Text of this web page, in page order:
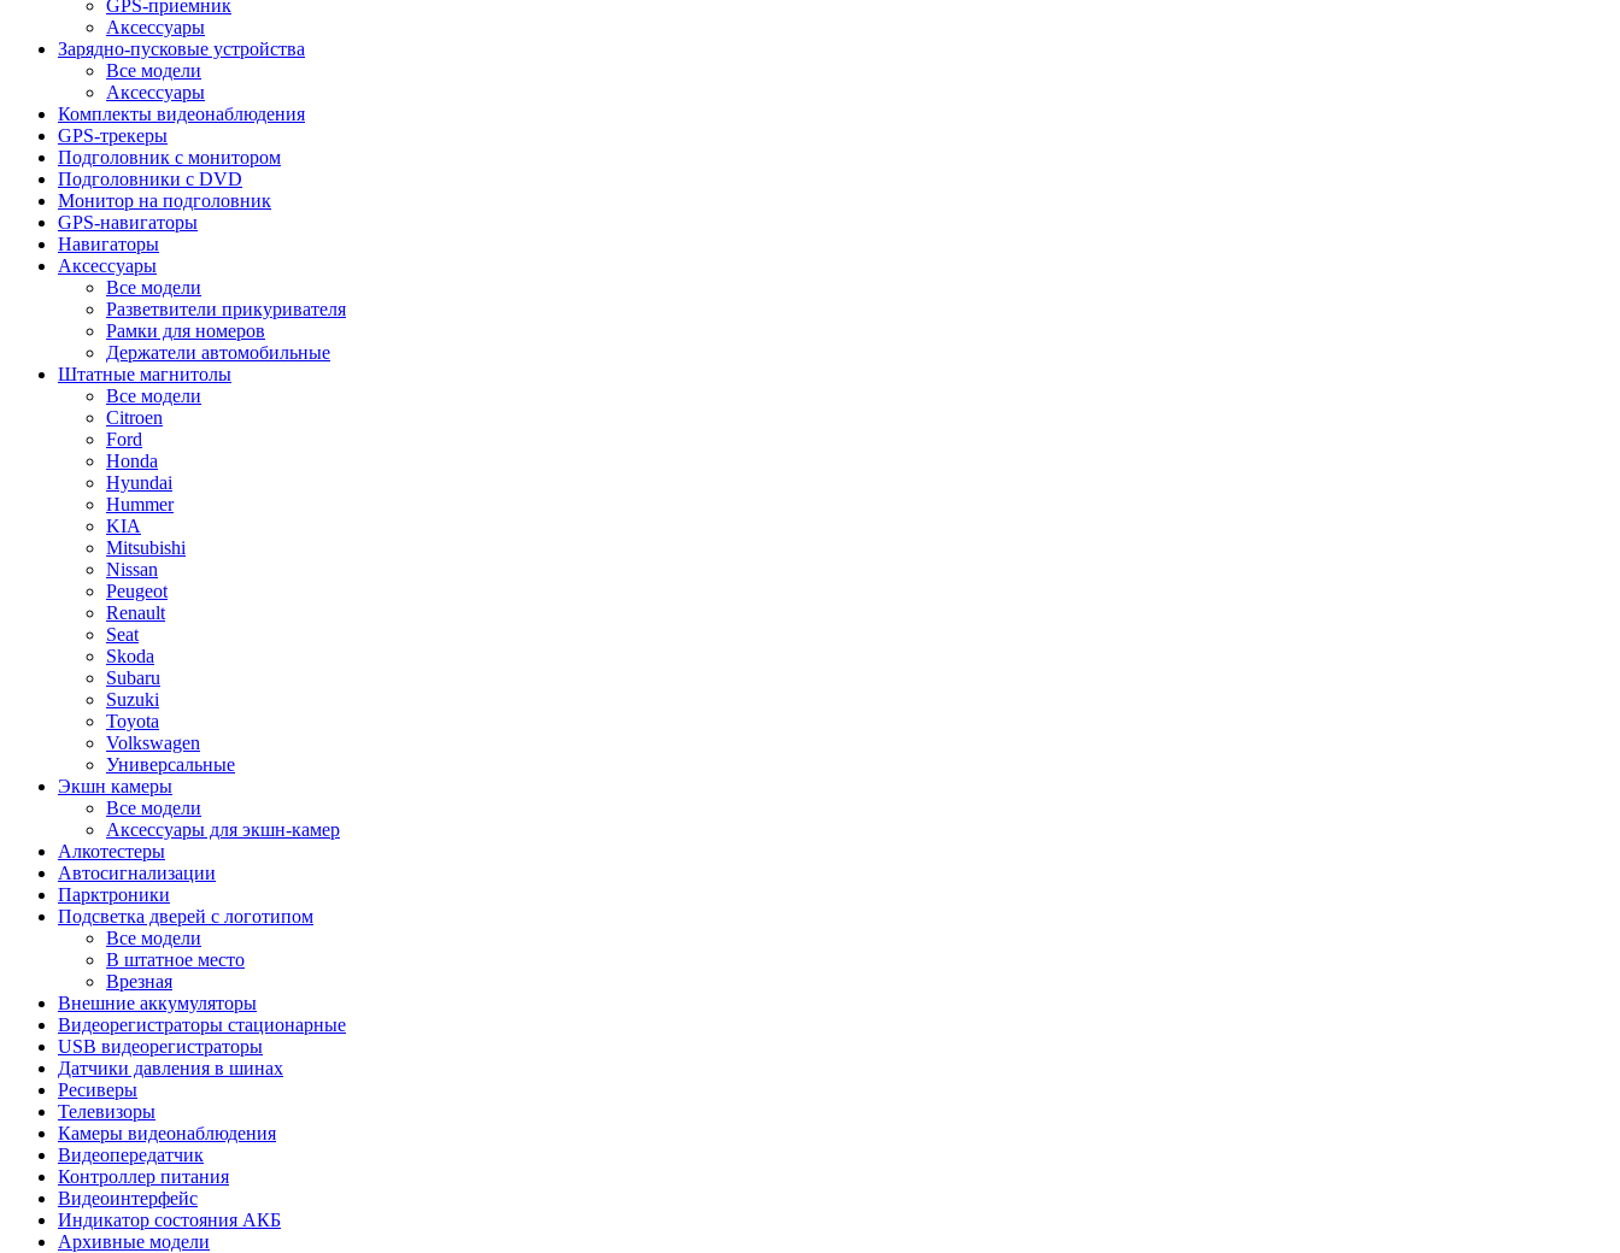
GPS-приемник
Аксессуары
Зарядно-пусковые устройства
Все модели
Аксессуары
Комплекты видеонаблюдения
GPS-трекеры
Подголовник с монитором
Подголовники с DVD
Монитор на подголовник
GPS-навигаторы
Навигаторы
Аксессуары
Все модели
Разветвители прикуривателя
Рамки для номеров
Держатели автомобильные
Штатные магнитолы
Все модели
Citroen
Ford
Honda
Hyundai
Hummer
KIA
Mitsubishi
Nissan
Peugeot
Renault
Seat
Skoda
Subaru
Suzuki
Toyota
Volkswagen
Универсальные
Экшн камеры
Все модели
Аксессуары для экшн-камер
Алкотестеры
Автосигнализации
Парктроники
Подсветка дверей с логотипом
Все модели
В штатное место
Врезная
Внешние аккумуляторы
Видеорегистраторы стационарные
USB видеорегистраторы
Датчики давления в шинах
Ресиверы
Телевизоры
Камеры видеонаблюдения
Видеопередатчик
Контроллер питания
Видеоинтерфейс
Индикатор состояния АКБ
Архивные модели